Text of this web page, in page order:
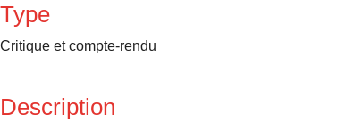
Type
Critique et compte-rendu
Description